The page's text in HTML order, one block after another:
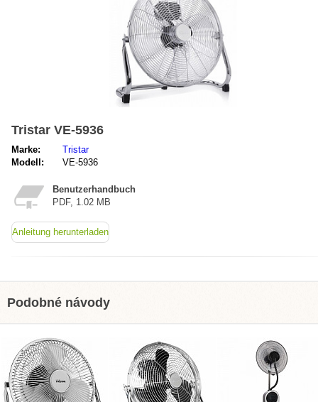
Tristar VE-5936
Marke:
Tristar
Modell:
VE-5936
Benutzerhandbuch
PDF, 1.02 MB
Anleitung herunterladen
Podobné návody